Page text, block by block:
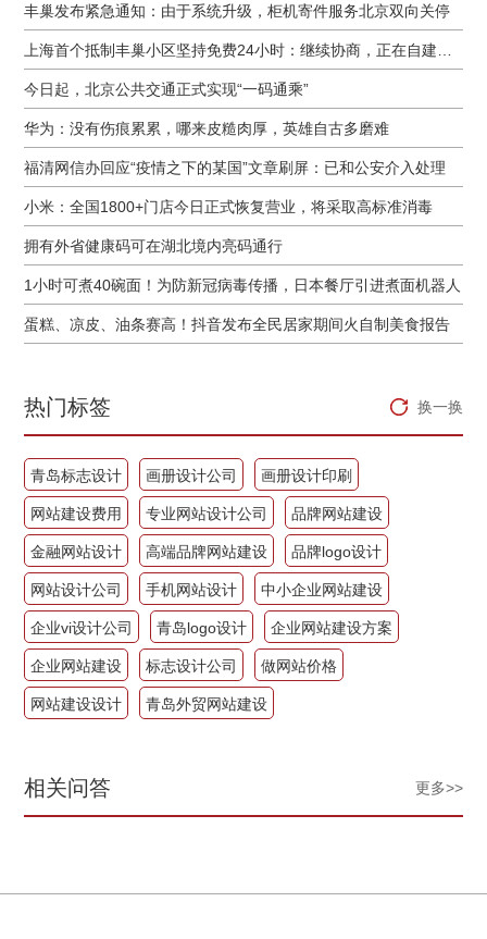
丰巢发布紧急通知：由于系统升级，柜机寄件服务北京双向关停
今日起，北京公共交通正式实现“一码通乘”
华为：没有伤痕累累，哪来皮糙肉厚，英雄自古多磨难
福清网信办回应“疫情之下的某国”文章刷屏：已和公安介入处理
小米：全国1800+门店今日正式恢复营业，将采取高标准消毒
拥有外省健康码可在湖北境内亮码通行
1小时可煮40碗面！为防新冠病毒传播，日本餐厅引进煮面机器人
蛋糕、凉皮、油条赛高！抖音发布全民居家期间火自制美食报告
热门标签 换一换
青岛标志设计 画册设计公司 画册设计印刷
网站建设费用 专业网站设计公司 品牌网站建设
金融网站设计 高端品牌网站建设 品牌logo设计
网站设计公司 手机网站设计 中小企业网站建设
企业vi设计公司 青岛logo设计 企业网站建设方案
企业网站建设 标志设计公司 做网站价格
网站建设设计 青岛外贸网站建设
相关问答 更多>>